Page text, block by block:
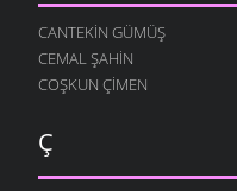
CANTEKIN GÜMÜŞ
CEMAL ŞAHIN
COŞKUN ÇIMEN
Ç